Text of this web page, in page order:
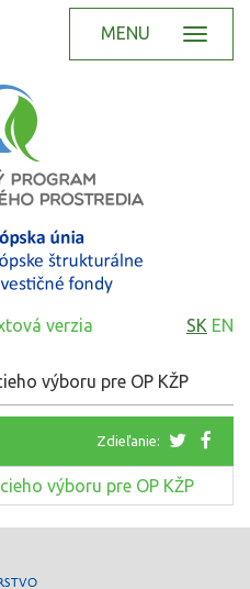
MENU
verzia SK EN
výboru pre OP KŽP
Zdieľanie:
výboru pre OP KŽP